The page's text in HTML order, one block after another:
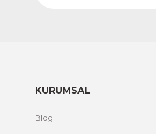
KURUMSAL
Blog